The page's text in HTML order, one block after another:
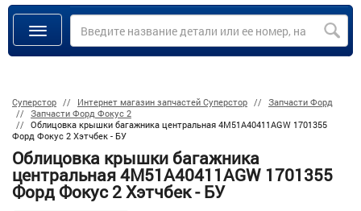
Суперстор Интернет магазин запчастей Суперстор
Запчасти Форд
Запчасти Форд Фокус 2
Облицовка крышки багажника центральная 4M51A40411AGW 1701355
Форд Фокус 2 Хэтчбек - БУ
Облицовка крышки багажника
центральная 4M51A40411AGW 1701355
Форд Фокус 2 Хэтчбек - БУ